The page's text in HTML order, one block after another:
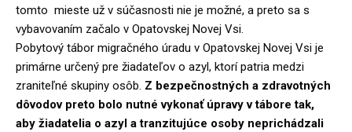
tomto mieste už v súčasnosti nie je možné, a preto sa s
vybavovaním začalo v Opatovskej Novej Vsi.
Pobytový tábor migračného úradu v Opatovskej Novej Vsi je
primárne určený pre žiadateľov o azyl, ktorí patria medzi
zraniteľné skupiny osôb. Z bezpečnostných a zdravotných
dôvodov preto bolo nutné vykonať úpravy v tábore tak,
aby žiadatelia o azyl a tranzitujúce osoby neprichádzali